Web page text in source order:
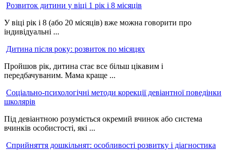
Розвиток дитини у віці 1 рік і 8 місяців
У віці рік і 8 (або 20 місяців) вже можна говорити про
індивідуальні ...
Дитина після року: розвиток по місяцях
Пройшов рік, дитина стає все більш цікавим і
передбачуваним. Мама краще ...
Соціально-психологічні методи корекції девіантної поведінки
школярів
Під девіантною розуміється окремий вчинок або система
вчинків особистості, які ...
Сприйняття дошкільнят: особливості розвитку і діагностика